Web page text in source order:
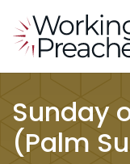
Sunday
(Palm